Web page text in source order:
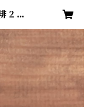
２０